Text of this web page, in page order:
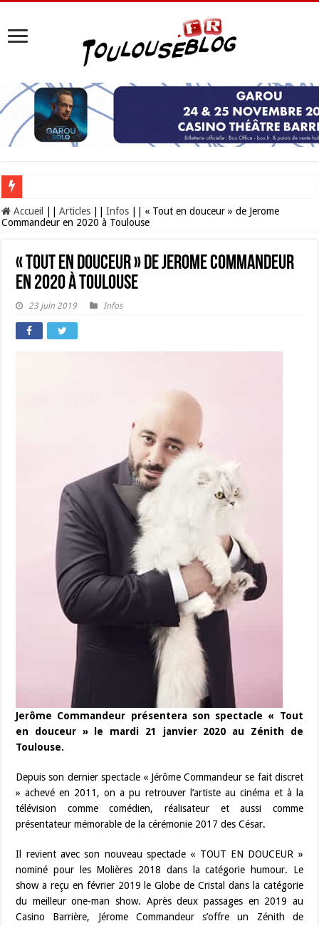
Les Nocturnes de la Cité de l’espace 2026 : l’événement incontournable de
Accueil Articles Infos
« Tout en douceur » de Jerome
Commandeur en 2020 à Toulouse
« Tout en douceur » de Jerome Commandeur
en 2020 à Toulouse
23 juin 2019 Infos
Jerôme Commandeur présentera son spectacle « Tout
en douceur » le mardi 21 janvier 2020 au Zénith de
Toulouse.
Depuis son dernier spectacle « Jérôme Commandeur se fait discret
» achevé en 2011, on a pu retrouver l’artiste au cinéma et à la
télévision comme comédien, réalisateur et aussi comme
présentateur mémorable de la cérémonie 2017 des César.
Il revient avec son nouveau spectacle « TOUT EN DOUCEUR »
nominé pour les Molières 2018 dans la catégorie humour. Le
show a reçu en février 2019 le Globe de Cristal dans la catégorie
du meilleur one-man show. Après deux passages en 2019 au
Casino Barrière, Jérome Commandeur s’offre un Zénith de